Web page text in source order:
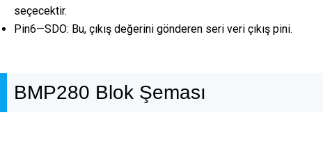
seçecektir.
Pin6—SDO: Bu, çıkış değerini gönderen seri veri çıkış pini.
BMP280 Blok Şeması